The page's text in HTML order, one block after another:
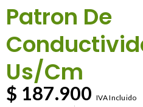
Patron De
Us/Cm
$ 187.900 IVA Incluido